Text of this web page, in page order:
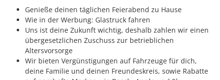
Genieße deinen täglichen Feierabend zu Hause
Wie in der Werbung: Glastruck fahren
Uns ist deine Zukunft wichtig, deshalb zahlen wir einen
übergesetzlichen Zuschuss zur betrieblichen
Altersvorsorge
Wir bieten Vergünstigungen auf Fahrzeuge für dich,
deine Familie und deinen Freundeskreis, sowie Rabatte